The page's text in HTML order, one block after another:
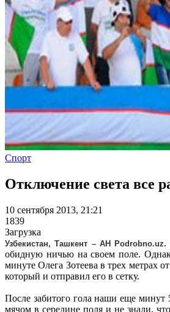
Спорт
Отключение света все
10 сентября 2013, 21:21
1839
Загрузка
Узбекистан, Ташкент – АН Podrobno.uz.
обидную ничью на своем поле.
минуте Олега Зотеева в трех метрах
который и отправил его в сетку.
После забитого гола наши еще
мячом в середине поля и не знали,